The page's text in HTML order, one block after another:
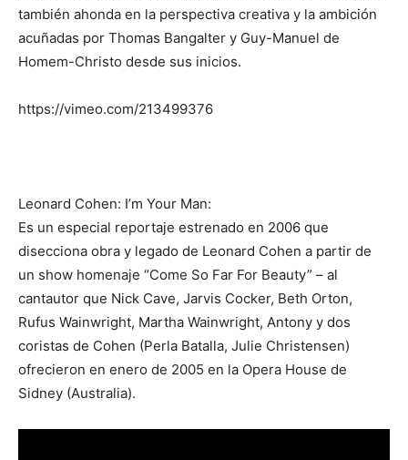
también ahonda en la perspectiva creativa y la ambición
acuñadas por Thomas Bangalter y Guy-Manuel de
Homem-Christo desde sus inicios.
https://vimeo.com/213499376
Leonard Cohen: I’m Your Man:
Es un especial reportaje estrenado en 2006 que
disecciona obra y legado de Leonard Cohen a partir de
un show homenaje “Come So Far For Beauty” – al
cantautor que Nick Cave, Jarvis Cocker, Beth Orton,
Rufus Wainwright, Martha Wainwright, Antony y dos
coristas de Cohen (Perla Batalla, Julie Christensen)
ofrecieron en enero de 2005 en la Opera House de
Sidney (Australia).